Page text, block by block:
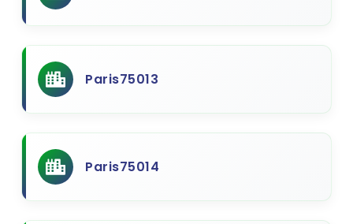
Paris75013
Paris75014